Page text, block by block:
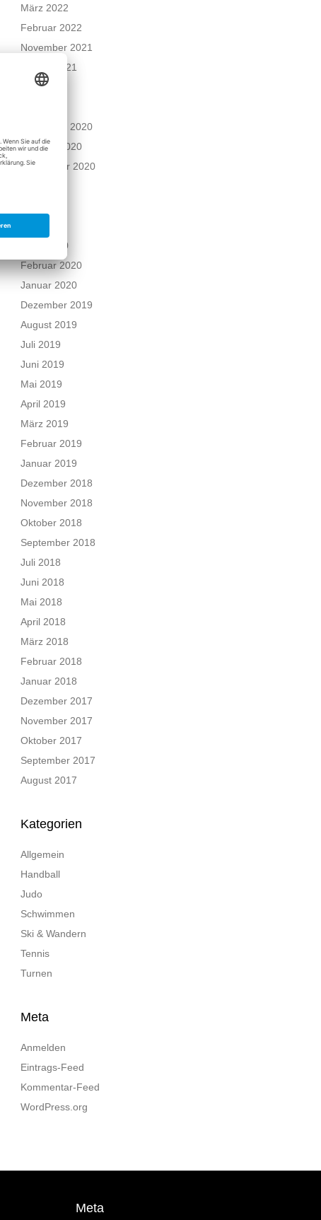
März 2022
Februar 2022
November 2021
August 2021
Juni 2021
Dezember 2020
Oktober 2020
September 2020
März 2020
Februar 2020
Januar 2020
Dezember 2019
August 2019
Juli 2019
Juni 2019
Mai 2019
April 2019
März 2019
Februar 2019
Januar 2019
Dezember 2018
November 2018
Oktober 2018
September 2018
Juli 2018
Juni 2018
Mai 2018
April 2018
März 2018
Februar 2018
Januar 2018
Dezember 2017
November 2017
Oktober 2017
September 2017
August 2017
Kategorien
Allgemein
Handball
Judo
Schwimmen
Ski & Wandern
Tennis
Turnen
Meta
Anmelden
Eintrags-Feed
Kommentar-Feed
WordPress.org
Meta